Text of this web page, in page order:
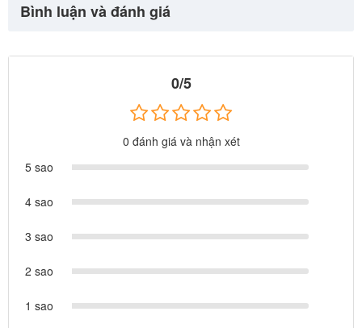
Bình luận và đánh giá
0/5
0 đánh giá và nhận xét
5 sao
4 sao
3 sao
2 sao
1 sao